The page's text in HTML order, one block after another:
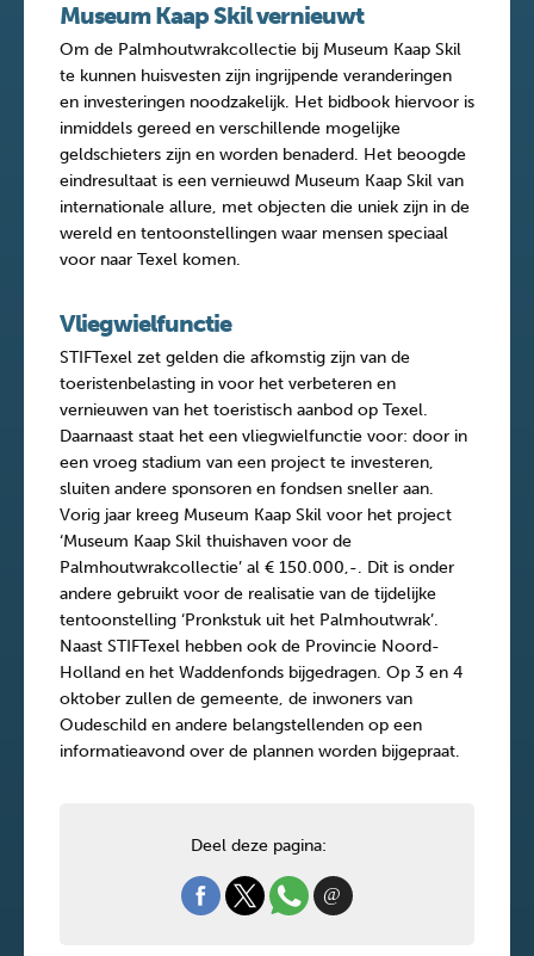
Museum Kaap Skil vernieuwt
Om de Palmhoutwrakcollectie bij Museum Kaap Skil
te kunnen huisvesten zijn ingrijpende veranderingen
en investeringen noodzakelijk. Het bidbook hiervoor is
inmiddels gereed en verschillende mogelijke
geldschieters zijn en worden benaderd. Het beoogde
eindresultaat is een vernieuwd Museum Kaap Skil van
internationale allure, met objecten die uniek zijn in de
wereld en tentoonstellingen waar mensen speciaal
voor naar Texel komen.
Vliegwielfunctie
STIFTexel zet gelden die afkomstig zijn van de
toeristenbelasting in voor het verbeteren en
vernieuwen van het toeristisch aanbod op Texel.
Daarnaast staat het een vliegwielfunctie voor: door in
een vroeg stadium van een project te investeren,
sluiten andere sponsoren en fondsen sneller aan.
Vorig jaar kreeg Museum Kaap Skil voor het project
‘Museum Kaap Skil thuishaven voor de
Palmhoutwrakcollectie’ al € 150.000,-. Dit is onder
andere gebruikt voor de realisatie van de tijdelijke
tentoonstelling ‘Pronkstuk uit het Palmhoutwrak’.
Naast STIFTexel hebben ook de Provincie Noord-
Holland en het Waddenfonds bijgedragen. Op 3 en 4
oktober zullen de gemeente, de inwoners van
Oudeschild en andere belangstellenden op een
informatieavond over de plannen worden bijgepraat.
Deel deze pagina: